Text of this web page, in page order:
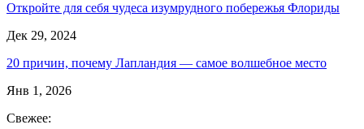
Откройте для себя чудеса изумрудного побережья Флориды
Дек 29, 2024
20 причин, почему Лапландия — самое волшебное место
Янв 1, 2026
Свежее: